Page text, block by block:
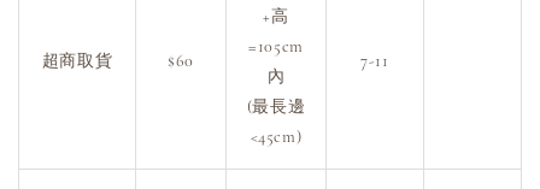
超商取貨 $60
+高
=105cm
內
(最長邊
<45cm)
7-11